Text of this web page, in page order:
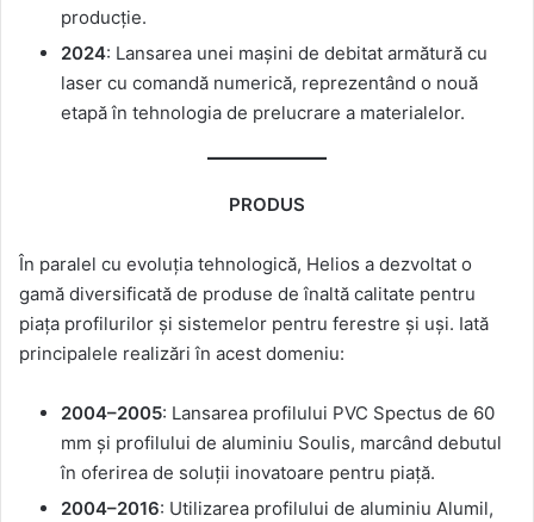
producție.
2024: Lansarea unei mașini de debitat armătură cu
laser cu comandă numerică, reprezentând o nouă
etapă în tehnologia de prelucrare a materialelor.
PRODUS
În paralel cu evoluția tehnologică, Helios a dezvoltat o
gamă diversificată de produse de înaltă calitate pentru
piața profilurilor și sistemelor pentru ferestre și uși. Iată
principalele realizări în acest domeniu:
2004–2005: Lansarea profilului PVC Spectus de 60
mm și profilului de aluminiu Soulis, marcând debutul
în oferirea de soluții inovatoare pentru piață.
2004–2016: Utilizarea profilului de aluminiu Alumil,